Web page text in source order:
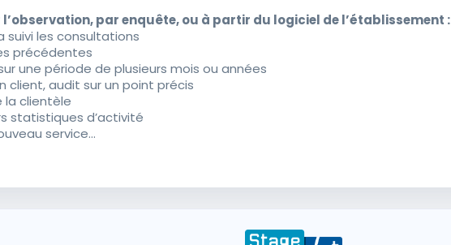
par enquête, ou à partir du logiciel de l’établissement :
suivi les consultations
précédentes
une période de plusieurs mois ou années
client, audit sur un point précis
la clientèle
statistiques d’activité
service...